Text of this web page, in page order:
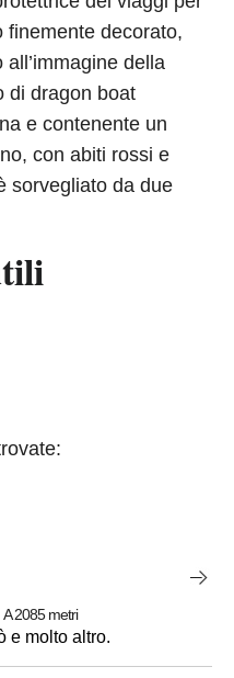
finemente decorato,
della
di dragon boat
e contenente un
con abiti rossi e
sorvegliato da due
A 2085 metri
e molto altro.